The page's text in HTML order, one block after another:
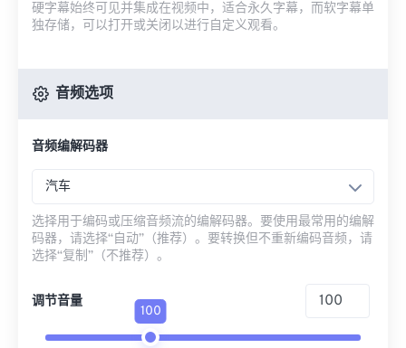
硬字幕始终可见并集成在视频中，适合永久字幕，而软字幕单
独存储，可以打开或关闭以进行自定义观看。
音频选项
音频编解码器
汽车
选择用于编码或压缩音频流的编解码器。要使用最常用的编解
码器，请选择“自动”（推荐）。要转换但不重新编码音频，请
选择“复制”（不推荐）。
调节音量
100